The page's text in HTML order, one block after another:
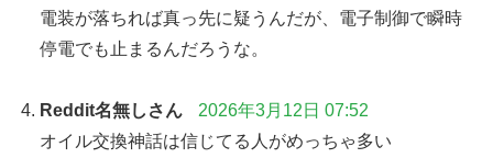
電装が落ちれば真っ先に疑うんだが、電子制御で瞬時
停電でも止まるんだろうな。
Reddit名無しさん
2026年3月12日 07:52
オイル交換神話は信じてる人がめっちゃ多い